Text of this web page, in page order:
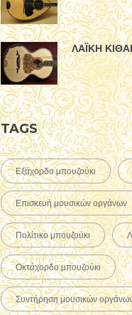
ΛΑΪΚΗ
TAGS
Εξάχορδο μπουζούκι
Επισκευή μουσικών οργάνων
Πολίτικο μπουζούκι
Οκτάχορδο μπουζούκι
Συντήρηση μουσικών